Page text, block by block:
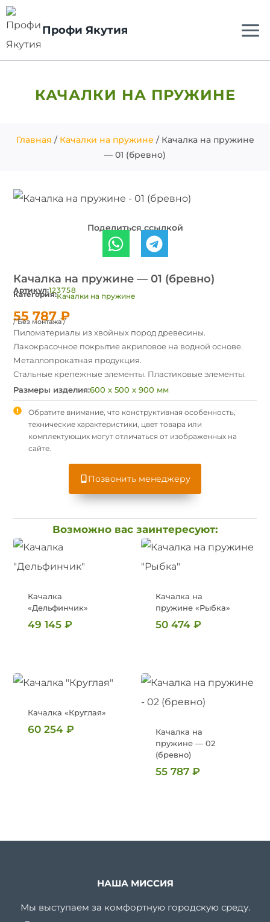
Профи Якутия
КАЧАЛКИ НА ПРУЖИНЕ
Главная / Качалки на пружине / Качалка на пружине
— 01 (бревно)
Поделиться ссылкой
Качалка на пружине — 01 (бревно)
Артикул:123758
Категория:Качалки на пружине
55 787₽
/ Без монтажа /
Пиломатериалы из хвойных пород древесины.
Лакокрасочное покрытие акриловое на водной основе.
Металлопрокатная продукция.
Стальные крепежные элементы. Пластиковые элементы.
Размеры изделия:600 х 500 х 900 мм
Обратите внимание, что конструктивная особенность,
технические характеристики, цвет товара или
комплектующих могут отличаться от изображенных на
сайте.
Позвонить менеджеру
Возможно вас заинтересуют:
Качалка
«Дельфинчик»
49 145₽
Качалка на
пружине «Рыбка»
50 474 ₽
Качалка «Круглая»
60 254₽
Качалка на
пружине — 02
(бревно)
55 787 ₽
НАША МИССИЯ
Мы выступаем за комфортную городскую среду.